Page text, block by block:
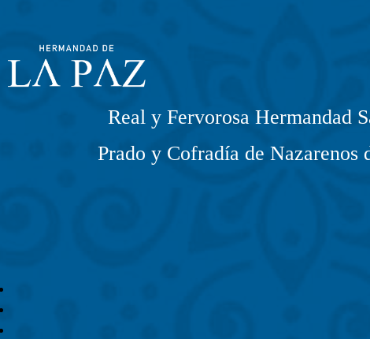
Real y Fervorosa Hermandad
Prado y Cofradía de Nazarenos